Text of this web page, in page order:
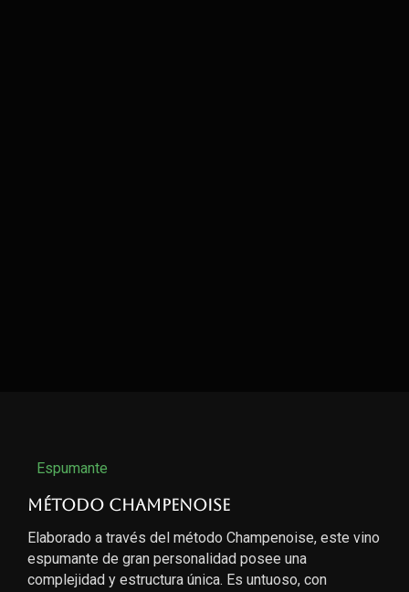
Espumante
Método Champenoise
Elaborado a través del método Champenoise, este vino
espumante de gran personalidad posee una
complejidad y estructura única. Es untuoso, con